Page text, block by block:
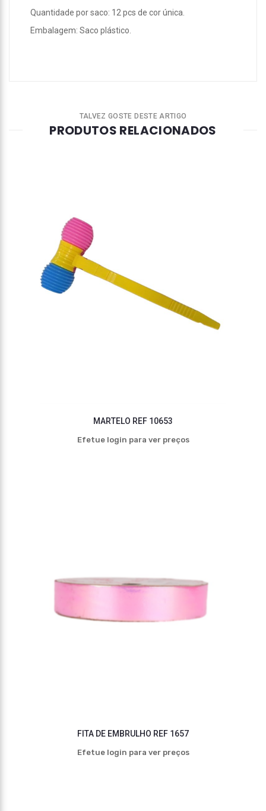
Quantidade por saco: 12 pcs de cor única.
Embalagem: Saco plástico.
TALVEZ GOSTE DESTE ARTIGO
PRODUTOS RELACIONADOS
MARTELO REF 10653
Efetue login para ver preços
FITA DE EMBRULHO REF 1657
Efetue login para ver preços